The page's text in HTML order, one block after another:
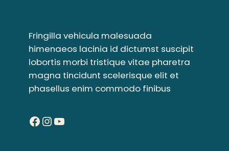
Fringilla vehicula malesuada
himenaeos lacinia id dictumst suscipit
lobortis morbi tristique vitae pharetra
magna tincidunt scelerisque elit et
phasellus enim commodo finibus
Facebook InstagramYouTube